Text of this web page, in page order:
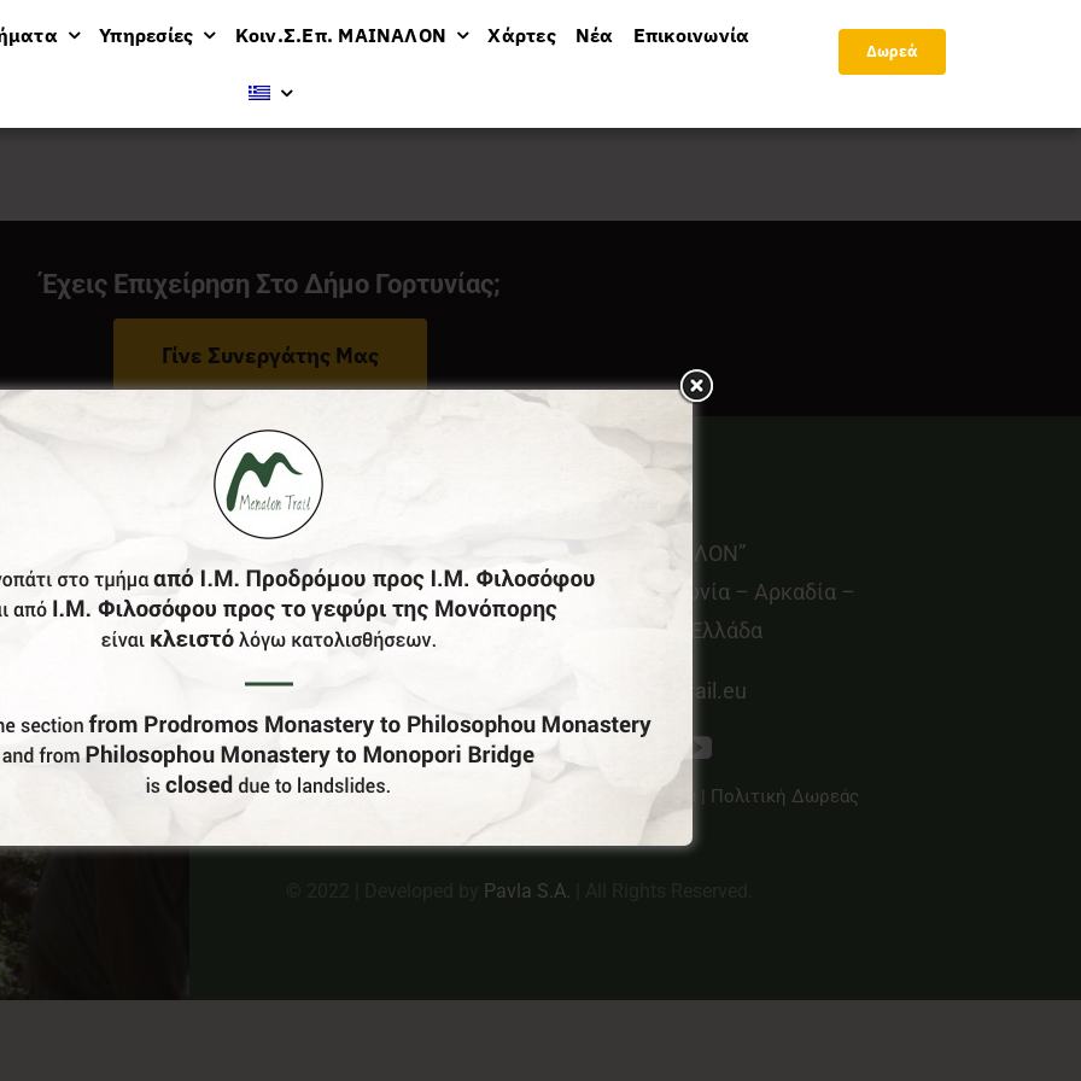
Υπηρεσίες Κοιν.Σ.Επ. ΜΑΙΝΑΛΟΝ Χάρτες Νέα Επικοινωνία
Δωρεά
Έχεις Επιχείρηση Στο Δήμο Γορτυνίας;
Γίνε Συνεργάτης Μας
Κοιν.Σ.Επ “ΜΑΙΝΑΛΟΝ”
Στεμνίτσα – Γορτυνία – Αρκαδία –
Πελοπόννησος – Ελλάδα
info@menalontrail.eu
Πολιτική Απορρήτου | Πολιτική Δωρεάς
Pavla S.A.